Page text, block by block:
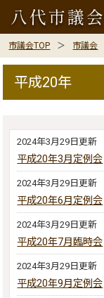
市議会TOP 市議会
平成20年
2024年3月29日更新
平成20年3月定例会
2024年3月29日更新
平成20年6月定例会
2024年3月29日更新
平成20年7月臨時会
2024年3月29日更新
平成20年9月定例会